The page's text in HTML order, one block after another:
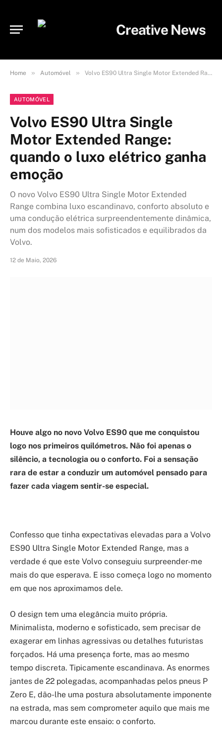
Home » Automóvel » Volvo ES90 Ultra Single Motor Extended Range: quando o luxo elétrico ganha emoção
AUTOMÓVEL
Volvo ES90 Ultra Single
Motor Extended Range:
quando o luxo elétrico ganha
emoção
O novo Volvo ES90 Ultra Single Motor Extended
Range combina luxo escandinavo, conforto absoluto e
uma condução elétrica surpreendentemente dinâmica,
num dos modelos mais sofisticados e equilibrados da
Volvo.
12 de Maio, 2026
Houve algo no novo Volvo ES90 que me conquistou
logo nos primeiros quilómetros. Não foi apenas o
silêncio, a tecnologia ou o conforto. Foi a sensação
rara de estar a conduzir um automóvel pensado para
fazer cada viagem sentir-se especial.
Confesso que tinha expectativas elevadas para a Volvo
ES90 Ultra Single Motor Extended Range, mas a
verdade é que este Volvo conseguiu surpreender-me
mais do que esperava. E isso começa logo no momento
em que nos aproximamos dele.
O design tem uma elegância muito própria.
Minimalista, moderno e sofisticado, sem precisar de
exagerar em linhas agressivas ou detalhes futuristas
forçados. Há uma presença forte, mas ao mesmo
tempo discreta. Tipicamente escandinava. As enormes
jantes de 22 polegadas, acompanhadas pelos pneus P
Zero E, dão-lhe uma postura absolutamente imponente
na estrada, mas sem comprometer aquilo que mais me
marcou durante este ensaio: o conforto.